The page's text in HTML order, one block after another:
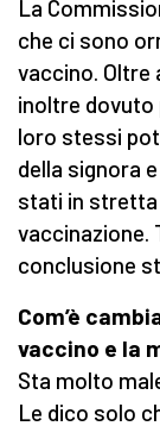
La
che ci sono
vaccino.
inoltre
loro stessi
della signora
stati in stretta
vaccinazione.
conclusione
Com’è
vaccino e la
Sta molto
Le dico solo